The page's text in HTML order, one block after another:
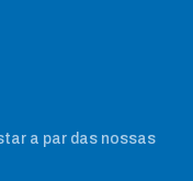
a par das nossas